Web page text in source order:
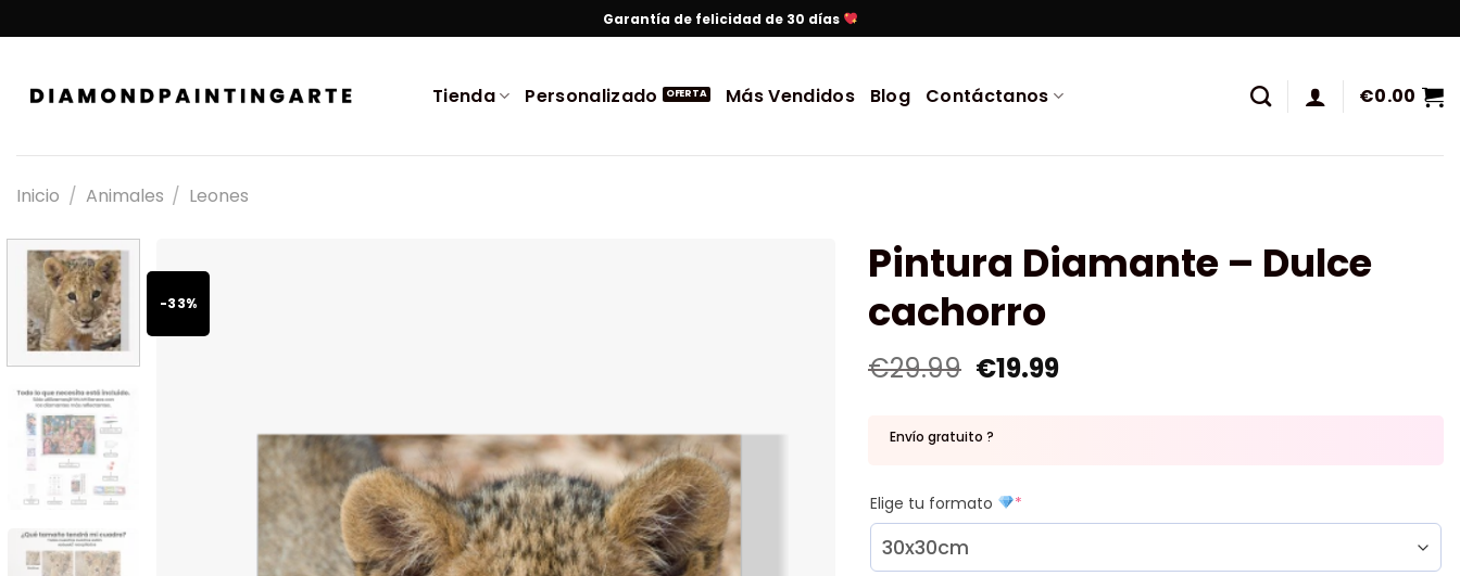
Garantía de felicidad de 30 días
Tienda Personalizado Más Vendidos Blog Contáctanos €0.00
Inicio / Animales / Leones
-33%
Pintura Diamante – Dulce
cachorro
€29.99 €19.99
Envío gratuito ?
Elige tu formato *